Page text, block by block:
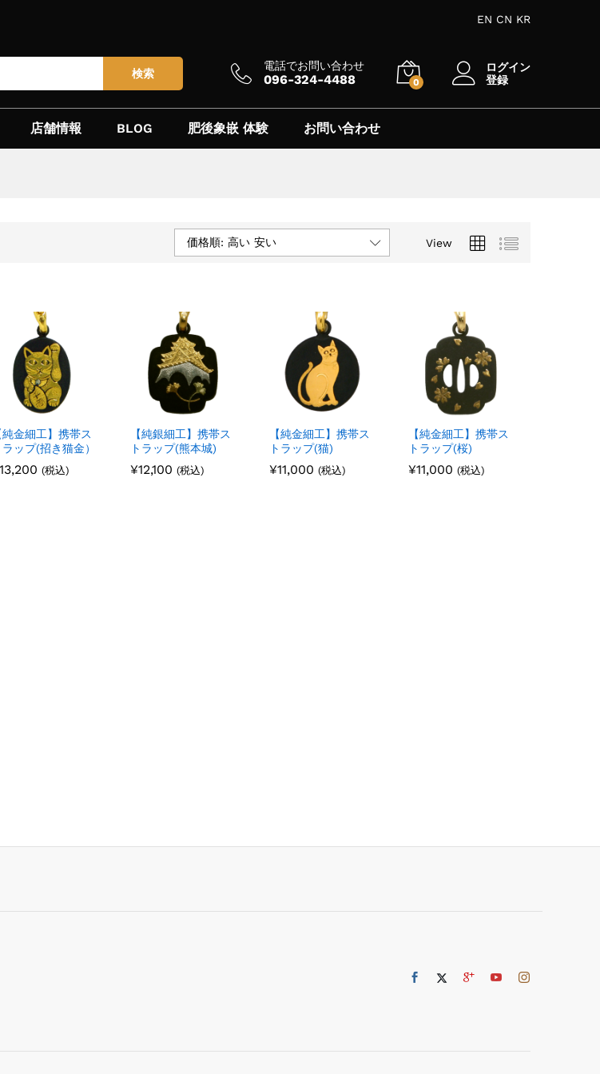
EN CN KR
検索
電話でお問い合わせ
096-324-4488 0
ログイン
登録
店舗情報 BLOG 肥後象嵌 体験 お問い合わせ
View
価格順: 高い 安い
純金細工】携帯ス
ラップ(招き猫金）
13,200 (税込)
13,200
【純銀細工】携帯ス
トラップ(熊本城)
¥12,100 (税込)
¥12,100
【純金細工】携帯ス
トラップ(猫)
¥11,000 (税込)
¥11,000
【純金細工】携帯ス
トラップ(桜)
¥11,000 (税込)
¥11,000